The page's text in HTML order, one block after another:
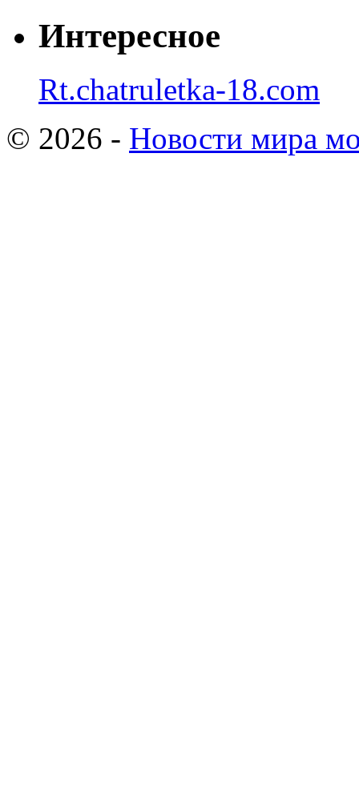
Интересное
Rt.chatruletka-18.com
© 2026 - Новости мира